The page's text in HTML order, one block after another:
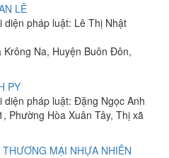
LÊ
diện pháp luật: Lê Thị Nhật
Na, Huyện Buôn Đôn,
PY
diện pháp luật: Đặng Ngọc Anh
Phường Hòa Xuân Tây, Thị xã
MẠI NHỰA NHIÊN